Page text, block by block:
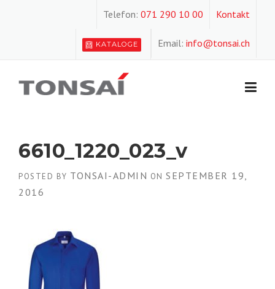
Kontakt
Telefon: 071 290 10 00
Email: info@tonsai.ch
KATALOGE
6610_1220_023_v
POSTED BY TONSAI-ADMIN ON SEPTEMBER 19,
2016